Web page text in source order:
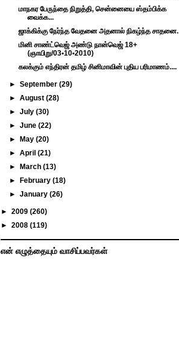
மாநகர பேருந்தை நிறுத்தி, சென்னையை ஸ்தம்பிக்க
வைக்க...
ஜாக்கிக்கு நேர்ந்த வேதனை அதனால் நிகழ்ந்த சாதனை.
மினி சாண்ட்வெஜ் அண்டு நான்வெஜ் 18+
(ஞாயிறு/03•10•2010)
கலக்கும் எந்திரன் தமிழ் சினிமாவின் புதிய பரிமாணம்....
►September(29)
►August(28)
►July(30)
►June(22)
►
May(20)
►April(21)
►
March(13)
►
February(18)
►January(26)
► 2009 (260)
► 2008 (119)
என் எழுத்தையும் வாசிப்பவர்கள்